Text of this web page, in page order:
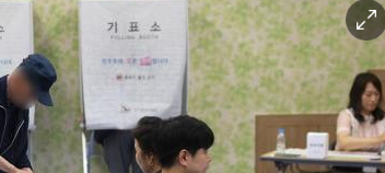
이
미
지
확
대